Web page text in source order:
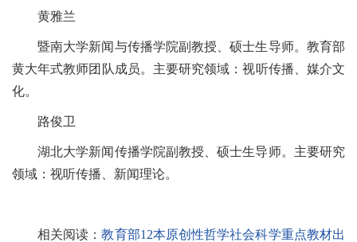
黄雅兰
暨南大学新闻与传播学院副教授、硕士生导师。教育部
黄大年式教师团队成员。主要研究领域：视听传播、媒介文
化。
路俊卫
湖北大学新闻传播学院副教授、硕士生导师。主要研究
领域：视听传播、新闻理论。
相关阅读：教育部12本原创性哲学社会科学重点教材出